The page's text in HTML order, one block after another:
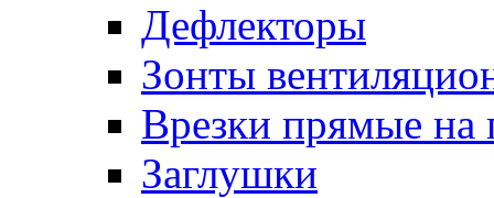
Дефлекторы
Зонты
Врезки прямые на
Заглушки